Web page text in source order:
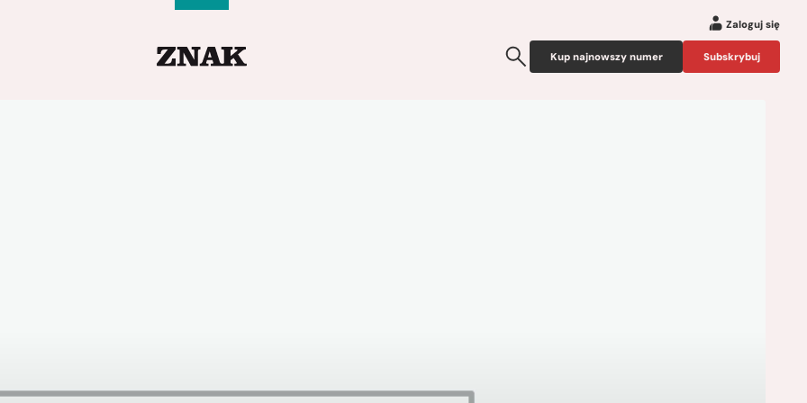
Zaloguj się
Kup najnowszy numer Subskrybuj